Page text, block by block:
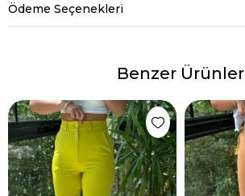
Ödeme Seçenekleri
Benzer Ürünler